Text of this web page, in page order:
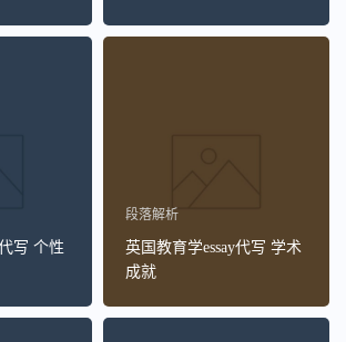
写 个性
段落解析
英国教育学essay代写 学术
成就